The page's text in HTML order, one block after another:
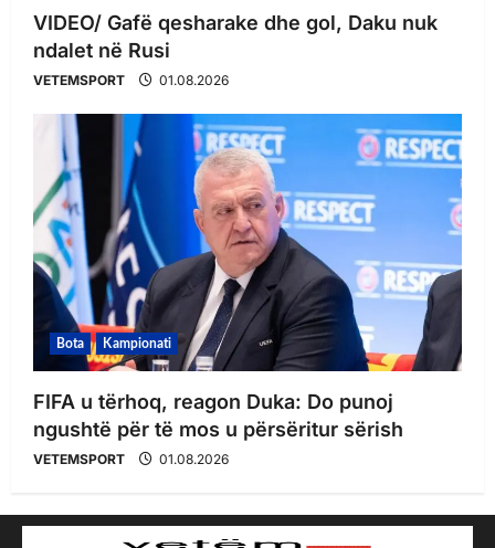
VIDEO/ Gafë qesharake dhe gol, Daku nuk
ndalet në Rusi
VETEMSPORT 01.08.2026
Bota Kampionati
FIFA u tërhoq, reagon Duka: Do punoj
ngushtë për të mos u përsëritur sërish
VETEMSPORT 01.08.2026